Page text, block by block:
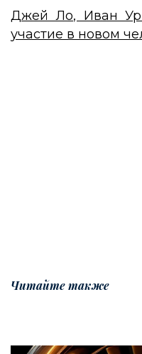
Джей Ло, Иван
участие в новом
Читайте также